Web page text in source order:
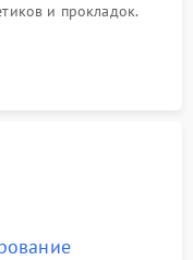
и прокладок.
по эталонному
температур.